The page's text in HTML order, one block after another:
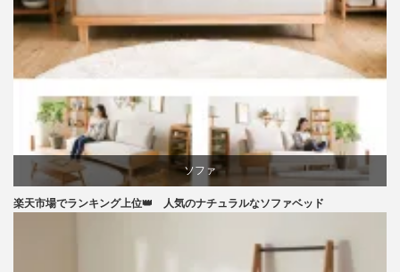
ソファ
楽天市場でランキング上位👑 人気のナチュラルなソファベッド